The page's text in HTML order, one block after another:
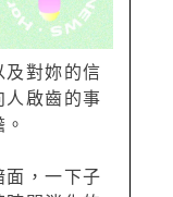
及對妳的信
人啟齒的事
面，一下子